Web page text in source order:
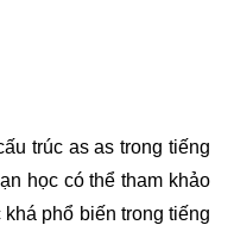
trúc as as trong tiếng
học có thể tham khảo
phổ biến trong tiếng